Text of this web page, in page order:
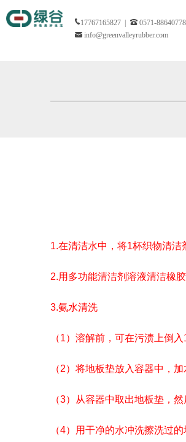
17767165827 |
0571-
info@greenvalleyrubber.com
1.在清洁水中，将1杯织物清洁
2.用多功能清洁剂溶液清洁橡胶
3.氨水清洗
（1）溶解前，可在污渍上倒入
（2）将地板垫放入容器中，
（3）从容器中取出地板垫，
（4）用干净的水冲洗擦洗过